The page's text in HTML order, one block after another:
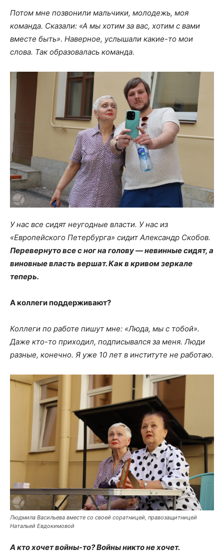
Потом мне позвонили мальчики, молодежь, моя
команда. Сказали: «А мы хотим за вас, хотим с вами
вместе быть». Наверное, услышали какие-то мои
слова. Так образовалась команда.
У нас все сидят неугодные власти. У нас из
«Европейского Петербурга» сидит Александр Скобов.
Перевернуто все с ног на голову — невинные сидят, а
виновные власть вершат. Как в кривом зеркале
теперь.
А коллеги поддерживают?
Коллеги по работе пишут мне: «Люда, мы с тобой».
Даже кто-то приходил, подписывался за меня. Люди
разные, конечно. Я уже 10 лет в институте не работаю.
Людмила Васильева вместе со своей соратницей, правозащитницей
Натальей Евдокимовой
А кто хочет войны-то? Войны никто не хочет.